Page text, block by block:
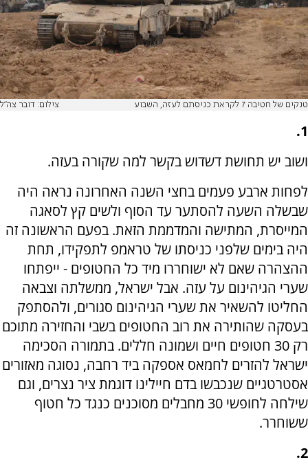
טנקים של חטיבה 7 לקראת כניסתם לעזה, השבוע צילום: דובר צה"ל
1.
ושוב יש תחושת דשדוש בקשר למה שקורה בעזה.
לפחות ארבע פעמים בחצי השנה האחרונה נראה היה
שבשלה השעה להסתער עד הסוף ולשים קץ לסאגה
המייסרת, המתישה והמדממת הזאת. בפעם הראשונה זה
היה בימים שלפני כניסתו של טראמפ לתפקידו, תחת
ההצהרה שאם לא ישוחררו מיד כל החטופים - ייפתחו
שערי הגיהינום על עזה. אבל ישראל, ממשלתה וצבאה
החליטו להשאיר את שערי הגיהינום סגורים, ולהסתפק
בעסקה שהותירה את רוב החטופים בשבי והחזירה מתוכם
רק 30 חטופים חיים ושמונה חללים. בתמורה הסכימה
ישראל להזרים לחמאס אספקה ביד רחבה, נסוגה מאזורים
אסטרטגיים שנכבשו בדם חיילינו דוגמת ציר נצרים, וגם
שילחה לחופשי 30 מחבלים מסוכנים כנגד כל חטוף
ששוחרר.
2.